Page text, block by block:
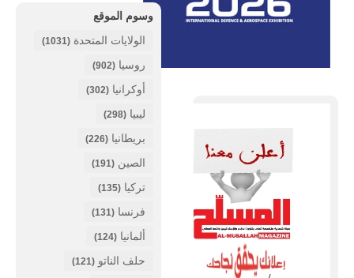
وسوم الموقع
الولايات المتحدة (1031)
روسيا (902)
أوكرانيا (302)
ليبيا (298)
بريطانيا (226)
الصين (191)
تركيا (135)
فرنسا (131)
ألمانيا (124)
حلف الناتو (121)